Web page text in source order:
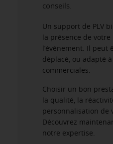
conseils.
Un support de PLV
la présence de
l’événement. Il peut
déplacé, ou adapté
commerciales.
Choisir un bon
la qualité, la
personnalisation de
Découvrez
notre expertise.